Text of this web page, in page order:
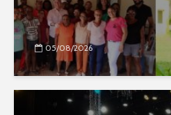
05/08/2026